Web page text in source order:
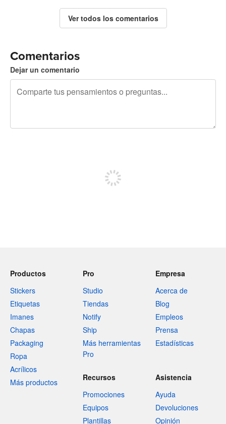
Ver todos los comentarios
Comentarios
Dejar un comentario
Productos
Stickers
Etiquetas
Imanes
Chapas
Packaging
Ropa
Acrílicos
Más productos
Pro
Studio
Tiendas
Notify
Ship
Más herramientas
Pro
Empresa
Acerca de
Blog
Empleos
Prensa
Estadísticas
Recursos
Promociones
Equipos
Plantillas
Asistencia
Ayuda
Devoluciones
Opinión